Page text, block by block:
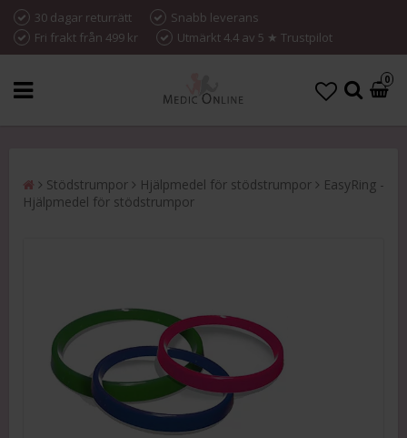
30 dagar returrätt
Snabb leverans
Fri frakt från 499 kr
Utmärkt 4.4 av 5 ★ Trustpilot
0
Stödstrumpor Hjälpmedel för stödstrumpor
EasyRing -
Hjälpmedel för stödstrumpor